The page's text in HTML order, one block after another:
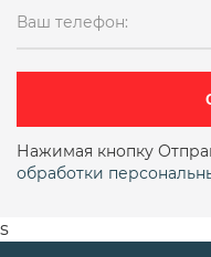
Ваш телефон:
Нажимая кнопку
обработки
s